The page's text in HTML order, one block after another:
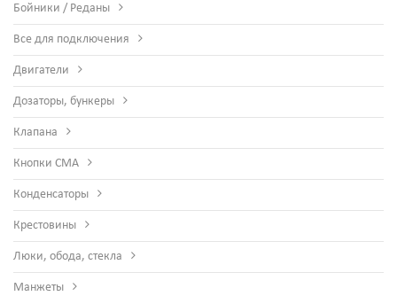
Бойники / Реданы
Все для подключения
Двигатели
Дозаторы, бункеры
Клапана
Кнопки СМА
Конденсаторы
Крестовины
Люки, обода, стекла
Манжеты